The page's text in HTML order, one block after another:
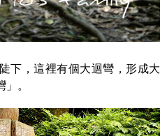
下，這裡有個大迴彎，形成大
。